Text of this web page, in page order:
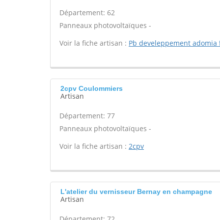
Département: 62
Panneaux photovoltaïques -
Voir la fiche artisan : Pb develeppement
2cpv Coulommiers
Artisan
Département: 77
Panneaux photovoltaïques -
Voir la fiche artisan : 2cpv
L'atelier du vernisseur Bernay en champagne
Artisan